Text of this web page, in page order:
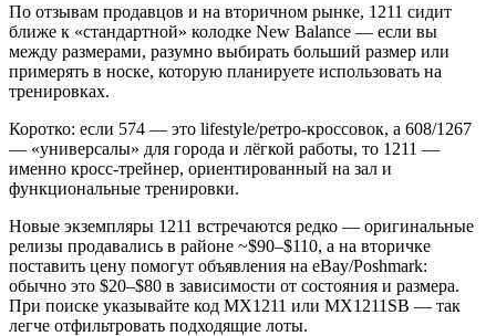
По отзывам продавцов и на вторичном рынке, 1211 сидит
ближе к «стандартной» колодке New Balance — если вы
между размерами, разумно выбирать больший размер или
примерять в носке, которую планируете использовать на
тренировках.
Коротко: если 574 — это lifestyle/ретро-кроссовок, а 608/1267
— «универсалы» для города и лёгкой работы, то 1211 —
именно кросс-трейнер, ориентированный на зал и
функциональные тренировки.
Новые экземпляры 1211 встречаются редко — оригинальные
релизы продавались в районе ~$90–$110, а на вторичке
поставить цену помогут объявления на eBay/Poshmark:
обычно это $20–$80 в зависимости от состояния и размера.
При поиске указывайте код MX1211 или MX1211SB — так
легче отфильтровать подходящие лоты.